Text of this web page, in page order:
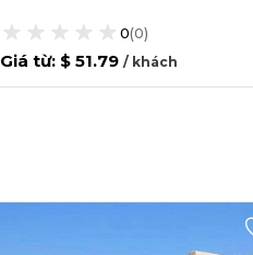
0(0)
Giá từ: $ 51.79 / khách